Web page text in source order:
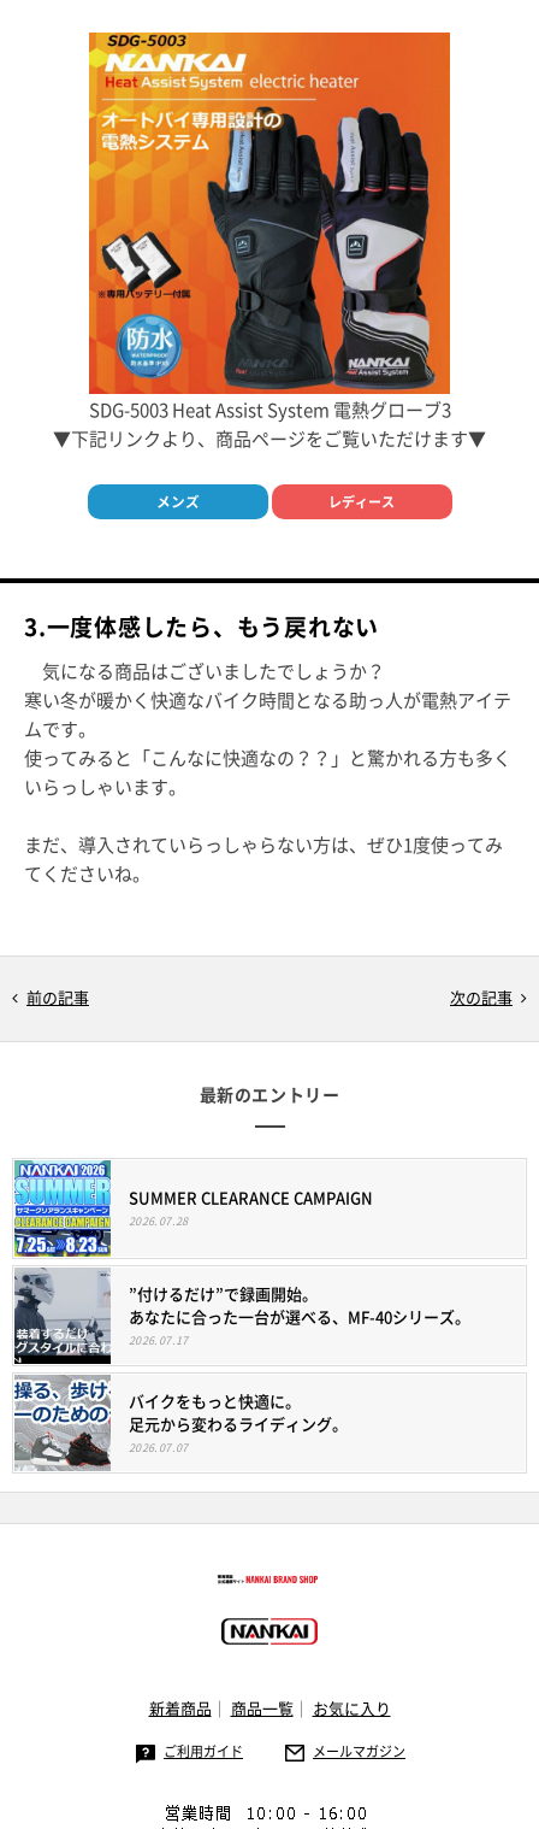
SDG-5003 Heat Assist System 電熱グローブ3
▼下記リンクより、商品ページをご覧いただけます▼
メンズ レディース
3.一度体感したら、もう戻れない
気になる商品はございましたでしょうか？
寒い冬が暖かく快適なバイク時間となる助っ人が電熱アイテ
ムです。
使ってみると「こんなに快適なの？？」と驚かれる方も多く
いらっしゃいます。
まだ、導入されていらっしゃらない方は、ぜひ1度使ってみ
てくださいね。
前の記事 次の記事
最新のエントリー
SUMMER CLEARANCE CAMPAIGN
2026.07.28
”付けるだけ”で録画開始。
あなたに合った一台が選べる、MF-40シリーズ。
2026.07.17
バイクをもっと快適に。
足元から変わるライディング。
2026.07.07
新着商品 商品一覧 お気に入り
ご利用ガイド メールマガジン